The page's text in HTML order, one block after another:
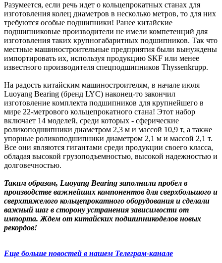
Разумеется, если речь идет о кольцепрокатных станах для
изготовления колец диаметров в несколько метров, то для них
требуются особые подшипники! Ранее китайские
подшипниковые производители не имели компетенций для
изготовления таких крупногабаритных подшипников. Так что
местные машиностроительные предприятия были вынуждены
импортировать их, используя продукцию SKF или менее
известного производителя спецподшипников Thyssenkrupp.
На радость китайским машиностроителям, в начале июля
Luoyang Bearing (бренд LYC) наконец-то закончил
изготовление комплекта подшипников для крупнейшего в
мире 22-метрового кольцепрокатного стана! Этот набор
включает 14 моделей, среди которых - сферические
роликоподшипники диаметром 2,3 м и массой 10,9 т, а также
упорные роликоподшипники диаметром 2,1 м и массой 2,1 т.
Все они являются гигантами среди продукции своего класса,
обладая высокой грузоподъемностью, высокой надежностью и
долговечностью.
Таким образом, Luoyang Bearing заполнили пробел в
производстве важнейших компонентов для сверхбольшого и
сверхтяжелого кольцепрокатного оборудования и сделали
важный шаг в сторону устранения зависимости от
импорта. Ждем от китайских подшипникоделов новых
рекордов!
Еще больше новостей в нашем Телеграм-канале